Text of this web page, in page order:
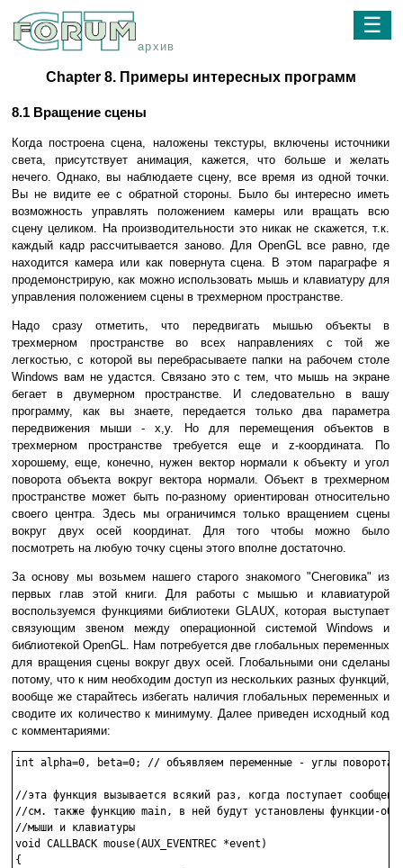
архив
☰
Chapter 8. Примеры интересных программ
8.1 Вращение сцены
Когда построена сцена, наложены текстуры, включены источники
света, присутствует анимация, кажется, что больше и желать
нечего. Однако, вы наблюдаете сцену, все время из одной точки.
Вы не видите ее с обратной стороны. Было бы интересно иметь
возможность управлять положением камеры или вращать всю
сцену целиком. На производительности это никак не скажется, т.к.
каждый кадр рассчитывается заново. Для OpenGL все равно, где
находится камера или как повернута сцена. В этом параграфе я
продемонстрирую, как можно использовать мышь и клавиатуру для
управления положением сцены в трехмерном пространстве.
Надо сразу отметить, что передвигать мышью объекты в
трехмерном пространстве во всех направлениях с той же
легкостью, с которой вы перебрасываете папки на рабочем столе
Windows вам не удастся. Связано это с тем, что мышь на экране
бегает в двумерном пространстве. И следовательно в вашу
программу, как вы знаете, передается только два параметра
передвижения мыши - х,у. Но для перемещения объектов в
трехмерном пространстве требуется еще и z-координата. По
хорошему, еще, конечно, нужен вектор нормали к объекту и угол
поворота объекта вокруг вектора нормали. Объект в трехмерном
пространстве может быть по-разному ориентирован относительно
своего центра. Здесь мы ограничимся только вращением сцены
вокруг двух осей координат. Для того чтобы можно было
посмотреть на любую точку сцены этого вполне достаточно.
За основу мы возьмем нашего старого знакомого "Снеговика" из
первых глав этой книги. Для работы с мышью и клавиатурой
воспользуемся функциями библиотеки GLAUX, которая выступает
связующим звеном между операционной системой Windows и
библиотекой OpenGL. Нам потребуется две глобальных переменных
для вращения сцены вокруг двух осей. Глобальными они сделаны
потому, что к ним необходим доступ из нескольких разных функций,
вообще же старайтесь избегать наличия глобальных переменных и
сводите их количество к минимуму. Далее приведен исходный код
с комментариями:
int alpha=0, beta=0; // объявляем переменные - углы поворота
//эта функция вызывается всякий раз, когда поступает
//см. также функцию main, в ней будут установлены функции-
//мыши и клавиатуры
void CALLBACK mouse(AUX_EVENTREC *event)
{